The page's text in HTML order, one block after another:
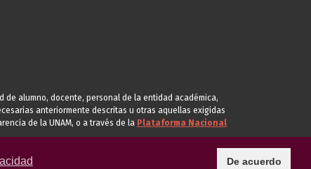
De acuerdo
alumno, docente, personal de la entidad académica,
anteriormente descritas u otras aquellas exigidas
de la UNAM, o a través de la Plataforma Nacional